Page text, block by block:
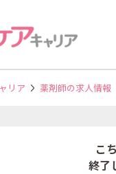
リア 薬剤師の求人情報
こ
終了